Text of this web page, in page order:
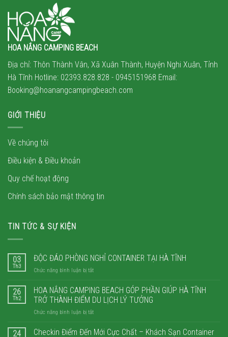
HOA NẮNG CAMPING BEACH
Địa chỉ: Thôn Thành Vân, Xã Xuân Thành, Huyện Nghi Xuân, Tỉnh
Hà Tĩnh Hotline: 02393.828.828 - 0945151968 Email:
Booking@hoanangcampingbeach.com
GIỚI THIỆU
Về chúng tôi
Điều kiện & Điều khoản
Quy chế hoạt động
Chính sách bảo mật thông tin
TIN TỨC & SỰ KIỆN
03
Th3
ĐỘC ĐÁO PHÒNG NGHỈ CONTAINER TẠI HÀ TĨNH
Chức năng bình luận bị tắtở
ĐÁO
PHÒNG
NGHỈ
CONTAINER
HÀ
26
Th2
HOA NẮNG CAMPING BEACH GÓP PHẦN GIÚP HÀ TĨNH
TRỞ THÀNH ĐIỂM DU LỊCH LÝ TƯỞNG
Chức năng bình luận bị tắtở
NẮNG
24
Checkin Điểm Đến Mới Cực Chất – Khách Sạn Container